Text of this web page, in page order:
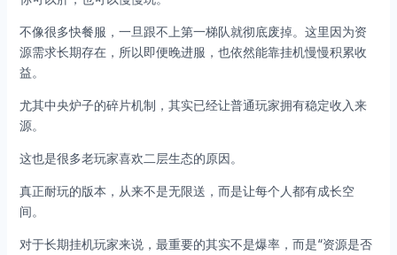
不像很多快餐服，一旦跟不上第一梯队就彻底废掉。这里因为资
源需求长期存在，所以即便晚进服，也依然能靠挂机慢慢积累收
益。
尤其中央炉子的碎片机制，其实已经让普通玩家拥有稳定收入来
源。
这也是很多老玩家喜欢二层生态的原因。
真正耐玩的版本，从来不是无限送，而是让每个人都有成长空
间。
对于长期挂机玩家来说，最重要的其实不是爆率，而是“资源是否